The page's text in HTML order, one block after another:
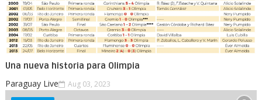
Una nueva historia para Olimpia
Paraguay Live Aug 03, 2023